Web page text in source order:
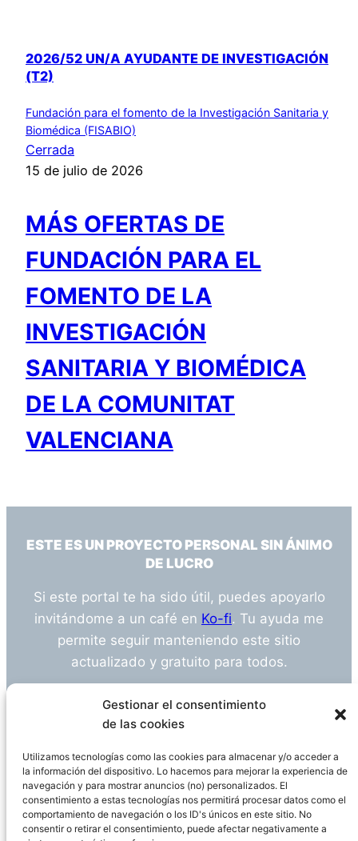
Gestionar el consentimiento
de las cookies
Utilizamos tecnologías como las cookies para almacenar y/o acceder a
la información del dispositivo. Lo hacemos para mejorar la experiencia de
navegación y para mostrar anuncios (no) personalizados. El
consentimiento a estas tecnologías nos permitirá procesar datos como el
comportamiento de navegación o los ID's únicos en este sitio. No
consentir o retirar el consentimiento, puede afectar negativamente a
2026/52 UN/A AYUDANTE DE INVESTIGACIÓN
(T2)
Fundación para el fomento de la Investigación Sanitaria y
Biomédica (FISABIO)
Cerrada
15 de julio de 2026
MÁS OFERTAS DE
FUNDACIÓN PARA EL
FOMENTO DE LA
INVESTIGACIÓN
SANITARIA Y BIOMÉDICA
DE LA COMUNITAT
VALENCIANA
ESTE ES UN PROYECTO PERSONAL SIN ÁNIMO
DE LUCRO
Si este portal te ha sido útil, puedes apoyarlo
invitándome a un café en Ko-fi. Tu ayuda me
permite seguir manteniendo este sitio
actualizado y gratuito para todos.
¿Tienes alguna duda o sugerencia? Escríbeme
info@empleosanitarioinvestigacion.es
Descargo de Responsabilidad
Declaración de Privacidad Política de cookies